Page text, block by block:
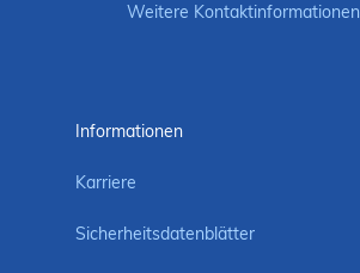
Weitere Kontaktinformationen
Informationen
Karriere
Sicherheitsdatenblätter